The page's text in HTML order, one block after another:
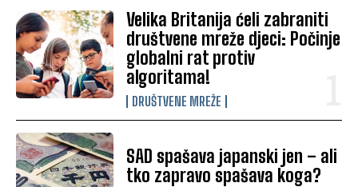
Velika Britanija ćeli zabraniti
društvene mreže djeci: Počinje
globalni rat protiv
algoritama!
DRUŠTVENE MREŽE
SAD spašava japanski jen – ali
tko zapravo spašava koga?